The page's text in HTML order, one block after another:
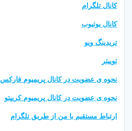
کانال تلگرام
کانال یوتیوب
تریدینگ ویو
توییتر
نحوه ی عضویت در کانال پریمیوم فارکس
نحوه ی عضویت در کانال پریمیوم کریپتو
ارتباط مستقیم با من از طریق تلگرام